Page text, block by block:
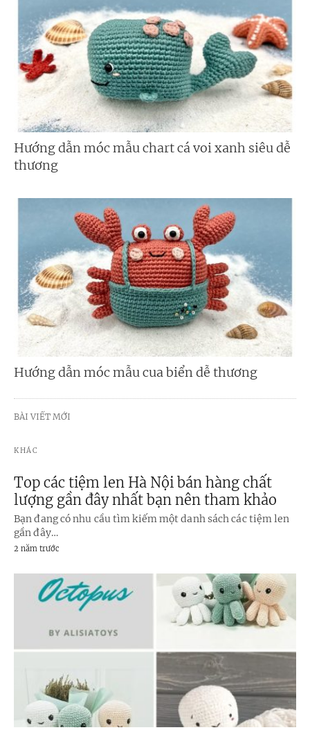
Hướng dẫn móc mẫu chart cá voi xanh siêu dễ
thương
Hướng dẫn móc mẫu cua biển dễ thương
BÀI VIẾT MỚI
KHÁC
Top các tiệm len Hà Nội bán hàng chất
lượng gần đây nhất bạn nên tham khảo
Bạn đang có nhu cầu tìm kiếm một danh sách các tiệm len
gần đây…
2 năm trước